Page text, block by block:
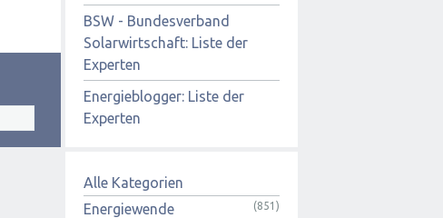
BSW - Bundesverband
Solarwirtschaft: Liste der
Experten
Energieblogger: Liste der
Experten
Alle Kategorien
Energiewende
(851)